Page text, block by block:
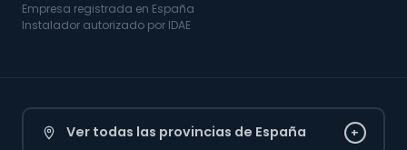
Empresa registrada en España
Instalador autorizado por IDAE
Ver todas las provincias de España +